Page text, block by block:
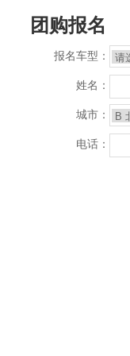
团购报名
报名车型：
姓名：
城市：
电话：